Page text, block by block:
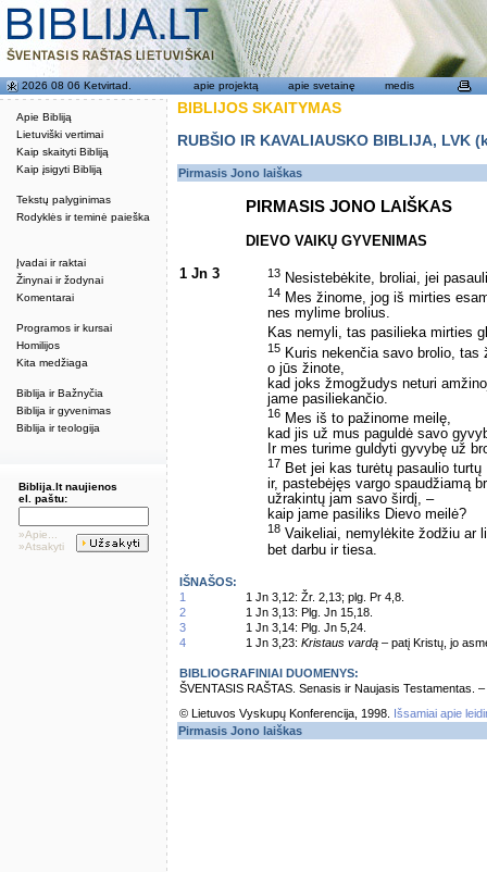
Apie Bibliją
Lietuviški vertimai
Kaip skaityti Bibliją
Kaip įsigyti Bibliją
Tekstų palyginimas
Rodyklės ir teminė paieška
Įvadai ir raktai
Žinynai ir žodynai
Komentarai
Programos ir kursai
Homilijos
Kita medžiaga
Biblija ir Bažnyčia
Biblija ir gyvenimas
Biblija ir teologija
2026 08 06 Ketvirtad. apie projektą apie svetainę medis
Biblija.lt naujienos
el. paštu:
»Apie...
»Atsakyti
BIBLIJOS SKAITYMAS
RUBŠIO IR KAVALIAUSKO BIBLIJA,
Pirmasis Jono laiškas
PIRMASIS JONO LAIŠKAS
DIEVO VAIKŲ GYVENIMAS
1 Jn 3 13 Nesistebėkite, broliai, jei
14 Mes žinome, jog iš mirties
nes mylime brolius.
Kas nemyli, tas pasilieka mirties
15 Kuris nekenčia savo brolio, tas
o jūs žinote,
kad joks žmogžudys neturi
jame pasiliekančio.
16 Mes iš to pažinome meilę,
kad jis už mus paguldė savo
Ir mes turime guldyti gyvybę už
17 Bet jei kas turėtų pasaulio turtų
ir, pastebėjęs vargo spaudžiamą
užrakintų jam savo širdį, –
kaip jame pasiliks Dievo meilė?
18 Vaikeliai, nemylėkite žodžiu ar
bet darbu ir tiesa.
IŠNAŠOS:
1
1 Jn 3,12: Žr. 2,13; plg. Pr 4,8.
2
1 Jn 3,13: Plg. Jn 15,18.
3
1 Jn 3,14: Plg. Jn 5,24.
4
1 Jn 3,23: Kristaus vardą – patį Kristų, jo
BIBLIOGRAFINIAI DUOMENYS:
ŠVENTASIS RAŠTAS. Senasis ir Naujasis Testamentas.
© Lietuvos Vyskupų Konferencija, 1998.
Išsamiai apie
Pirmasis Jono laiškas